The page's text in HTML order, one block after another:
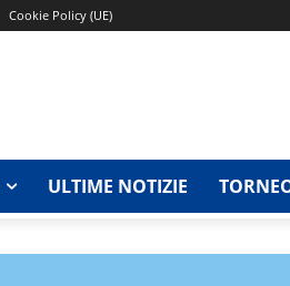
Cookie Policy (UE)
ULTIME NOTIZIE